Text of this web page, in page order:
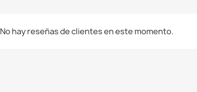
No hay reseñas de clientes en este momento.